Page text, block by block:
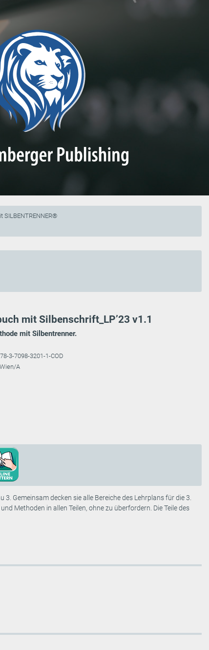
SILBENTRENNER®
mit Silbenschrift_LP’23 v1.1
mit Silbentrenner.
3-7098-3201-1-COD
A
Gemeinsam decken sie alle Bereiche des Lehrplans für die 3.
Methoden in allen Teilen, ohne zu überfordern. Die Teile des